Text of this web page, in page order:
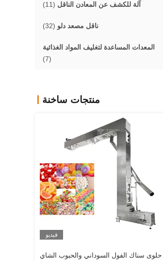
آلة للكشف عن المعادن الناقل (11)
ناقل مصعد دلو (32)
المعدات المساعدة لتغليف المواد الغذائية
(7)
منتجات ساخنة
فيديو
آلة ناقل نوع الوعاء، مصعد على شكل حرف